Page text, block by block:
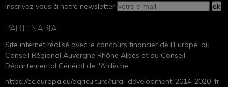
Inscrivez vous à notre newsletter
PARTENARIAT
Site internet réalisé avec le concours financier de l'Europe, du
Conseil Régional Auvergne Rhône Alpes et du Conseil
Départemental Général de l'Ardèche.
https://ec.europa.eu/agriculture/rural-development-2014-2020_fr